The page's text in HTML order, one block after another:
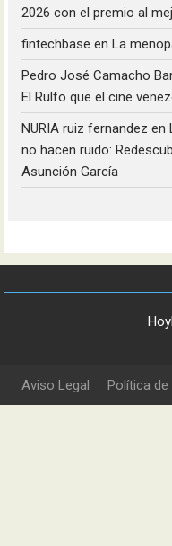
2026 con el premio al
fintechbase enLa
Pedro José Camacho
El Rulfo que el cine
NURIA ruiz fernandez en
no hacen ruido:
Asunción García
Aviso Legal Política de